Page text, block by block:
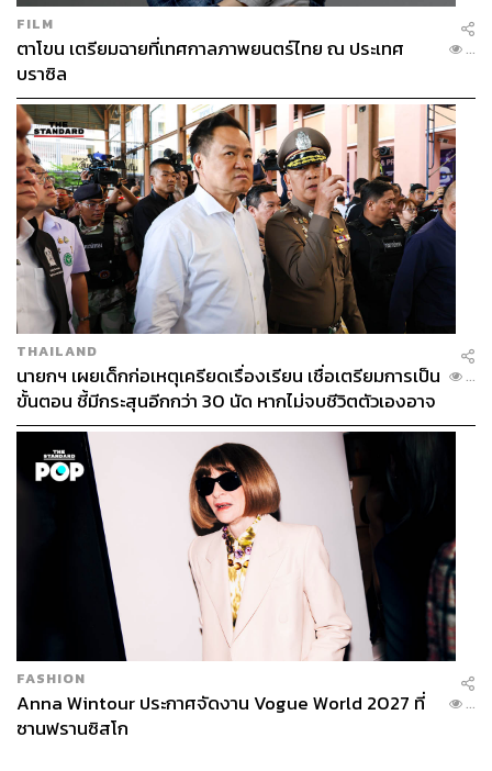
5. ทำสมาธิ ลดความเครียด ปล่อยวางสิ่งต่างๆ
มีวิธีมากมายในการผ่อนคลาย ลดความเครียดและวิตกกังวล
ไม่ว่าจะเป็น การเดินจงกรม ถักไหมพรม ถักโครเชต์ ร้อย
ลูกปัด ทำสายคล้องมาสก์ส่องพระ บางคนระบายสี บางคน
ต่อจิ๊กซอว์ การทำกิจกรรมเหล่านี้อย่างน้อย 30 นาทีก่อนเข้า
นอน ช่วยลดอัตราการเต้นของหัวใจและความดันโลหิต ลม
หายใจช้าลงและลึกขึ้น ซึ่งการวิจัยพบว่าการเปลี่ยนแปลงทาง
ร่างกายเหล่านี้ช่วยให้เราหลับได้ง่ายขึ้น
การนั่งสมาธิเป็นอีกวิธีหนึ่งที่ทำให้คลื่นสมองทำงานช้าลง จน
อยู่ในช่วงคลื่นอัลฟ่า (Alpha Wave) ที่ความถี่ 8-12 รอบต่อ
วินาที และเมื่อระดับในการทำสมาธิสูงขึ้น คลื่นสมองจะ
เปลี่ยนเป็นรูปแบบคลื่นธีต้า (Theta Wave) ที่ความถี่ 4-7 รอบ
ต่อวินาที และคลื่นเดลต้า (Delta Wave) ซึ่งมีความถี่น้อยมาก
ที่ 0.5-3 รอบต่อวินาที ซึ่งเป็นความถี่เดียวกับคลื่นสมองขณะที่
กำลังนอนหลับลึก ช่วยเพิ่มคุณภาพการนอนหลับให้ดียิ่งขึ้น
FILM
ตาโขน เตรียมฉายที่เทศกาลภาพยนตร์ไทย ณ ประเทศ
บราซิล
...
THAILAND
นายกฯ เผยเด็กก่อเหตุเครียดเรื่องเรียน เชื่อเตรียมการเป็น
ขั้นตอน ชี้มีกระสุนอีกกว่า 30 นัด หากไม่จบชีวิตตัวเองอาจ
สูญเสียเพิ่ม
...
FASHION
Anna Wintour ประกาศจัดงาน Vogue World 2027 ที่
ซานฟรานซิสโก
...